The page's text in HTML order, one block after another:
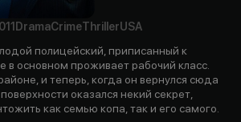
DramaCrimeThrillerUSA
полицейский, приписанный к
в основном проживает рабочий класс.
и теперь, когда он вернулся сюда
оказался некий секрет,
как семью копа, так и его самого.